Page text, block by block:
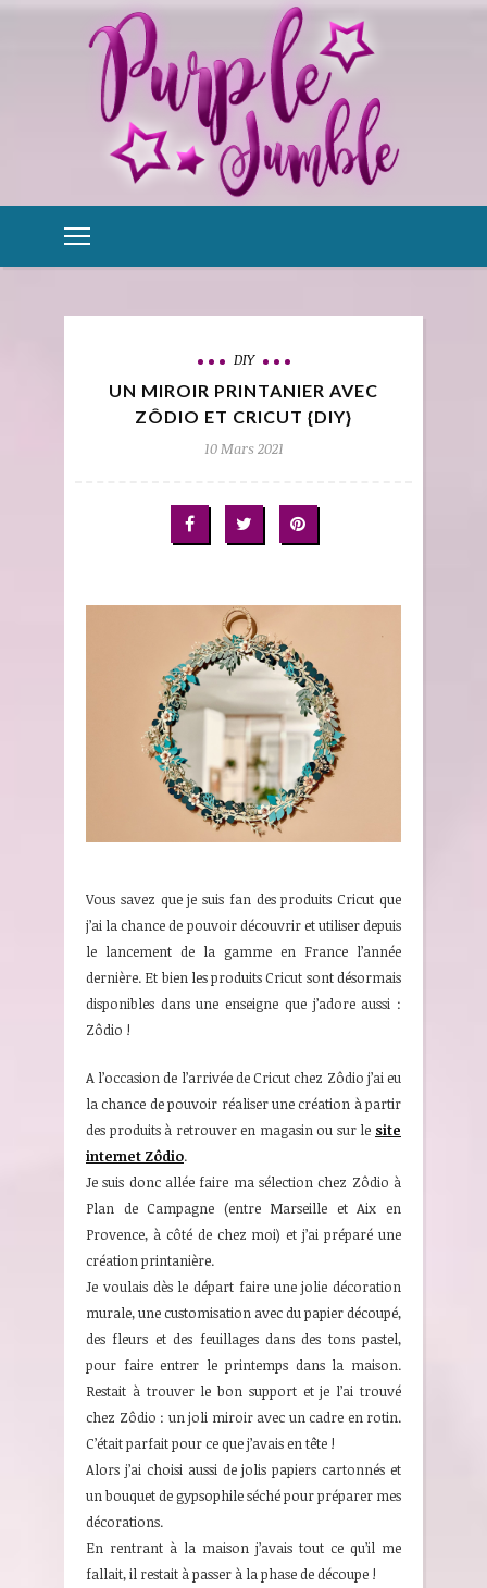
DIY
UN MIROIR PRINTANIER AVEC
ZÔDIO ET CRICUT {DIY}
10 Mars 2021
Vous savez que je suis fan des produits Cricut que
j’ai la chance de pouvoir découvrir et utiliser depuis
le lancement de la gamme en France l’année
dernière. Et bien les produits Cricut sont désormais
disponibles dans une enseigne que j’adore aussi :
Zôdio !
A l’occasion de l’arrivée de Cricut chez Zôdio j’ai eu
la chance de pouvoir réaliser une création à partir
des produits à retrouver en magasin ou sur le site
internet Zôdio.
Je suis donc allée faire ma sélection chez Zôdio à
Plan de Campagne (entre Marseille et Aix en
Provence, à côté de chez moi) et j’ai préparé une
création printanière.
Je voulais dès le départ faire une jolie décoration
murale, une customisation avec du papier découpé,
des fleurs et des feuillages dans des tons pastel,
pour faire entrer le printemps dans la maison.
Restait à trouver le bon support et je l’ai trouvé
chez Zôdio : un joli miroir avec un cadre en rotin.
C’était parfait pour ce que j’avais en tête !
Alors j’ai choisi aussi de jolis papiers cartonnés et
un bouquet de gypsophile séché pour préparer mes
décorations.
En rentrant à la maison j’avais tout ce qu’il me
fallait, il restait à passer à la phase de découpe !